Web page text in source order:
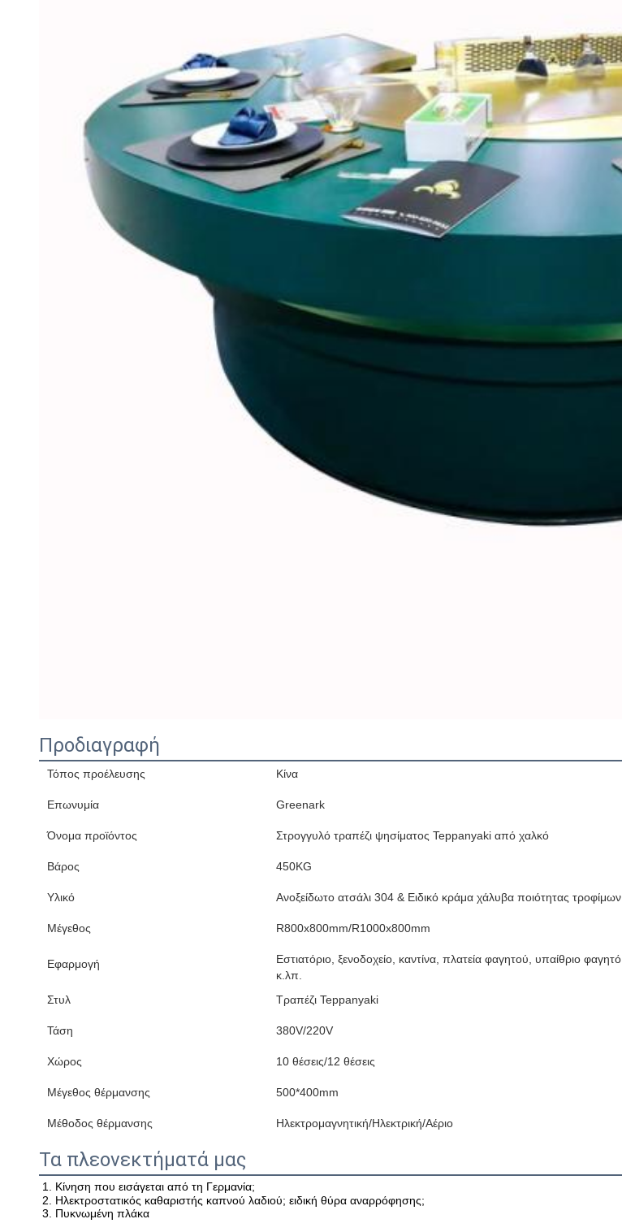
Προδιαγραφή
Τόπος προέλευσης Κίνα
Επωνυμία Greenark
Όνομα προϊόντος Στρογγυλό τραπέζι ψησίματος Teppanyaki από χαλκό
Βάρος 450KG
Υλικό Ανοξείδωτο ατσάλι 304 & Ειδικό κράμα χάλυβα ποιότητας τροφίμων
Μέγεθος R800x800mm/R1000x800mm
Εφαρμογή
Εστιατόριο, ξενοδοχείο, καντίνα, πλατεία φαγητού, υπαίθριο φαγητό
κ.λπ.
Στυλ
Τραπέζι Teppanyaki
Τάση 380V/220V
Χώρος 10 θέσεις/12 θέσεις
Μέγεθος θέρμανσης 500*400mm
Μέθοδος θέρμανσης Ηλεκτρομαγνητική/Ηλεκτρική/Αέριο
Τα πλεονεκτήματά μας
1. Κίνηση που εισάγεται από τη Γερμανία;
2. Ηλεκτροστατικός καθαριστής καπνού λαδιού; ειδική θύρα αναρρόφησης;
3. Πυκνωμένη πλάκα